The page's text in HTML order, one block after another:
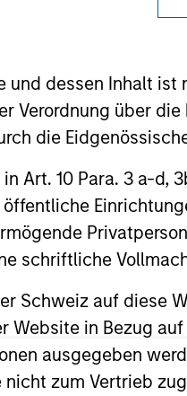
und dessen Inhalt ist
Verordnung über
die
in Art. 10 Para. 3 a-d,
schriftliche
Schweiz auf diese
Website in Bezug
ausgegeben
zum Vertrieb
Director of
underwriting
experience. Prior to
responsible for
at HSBC, most
transactions in
Chartered Financial